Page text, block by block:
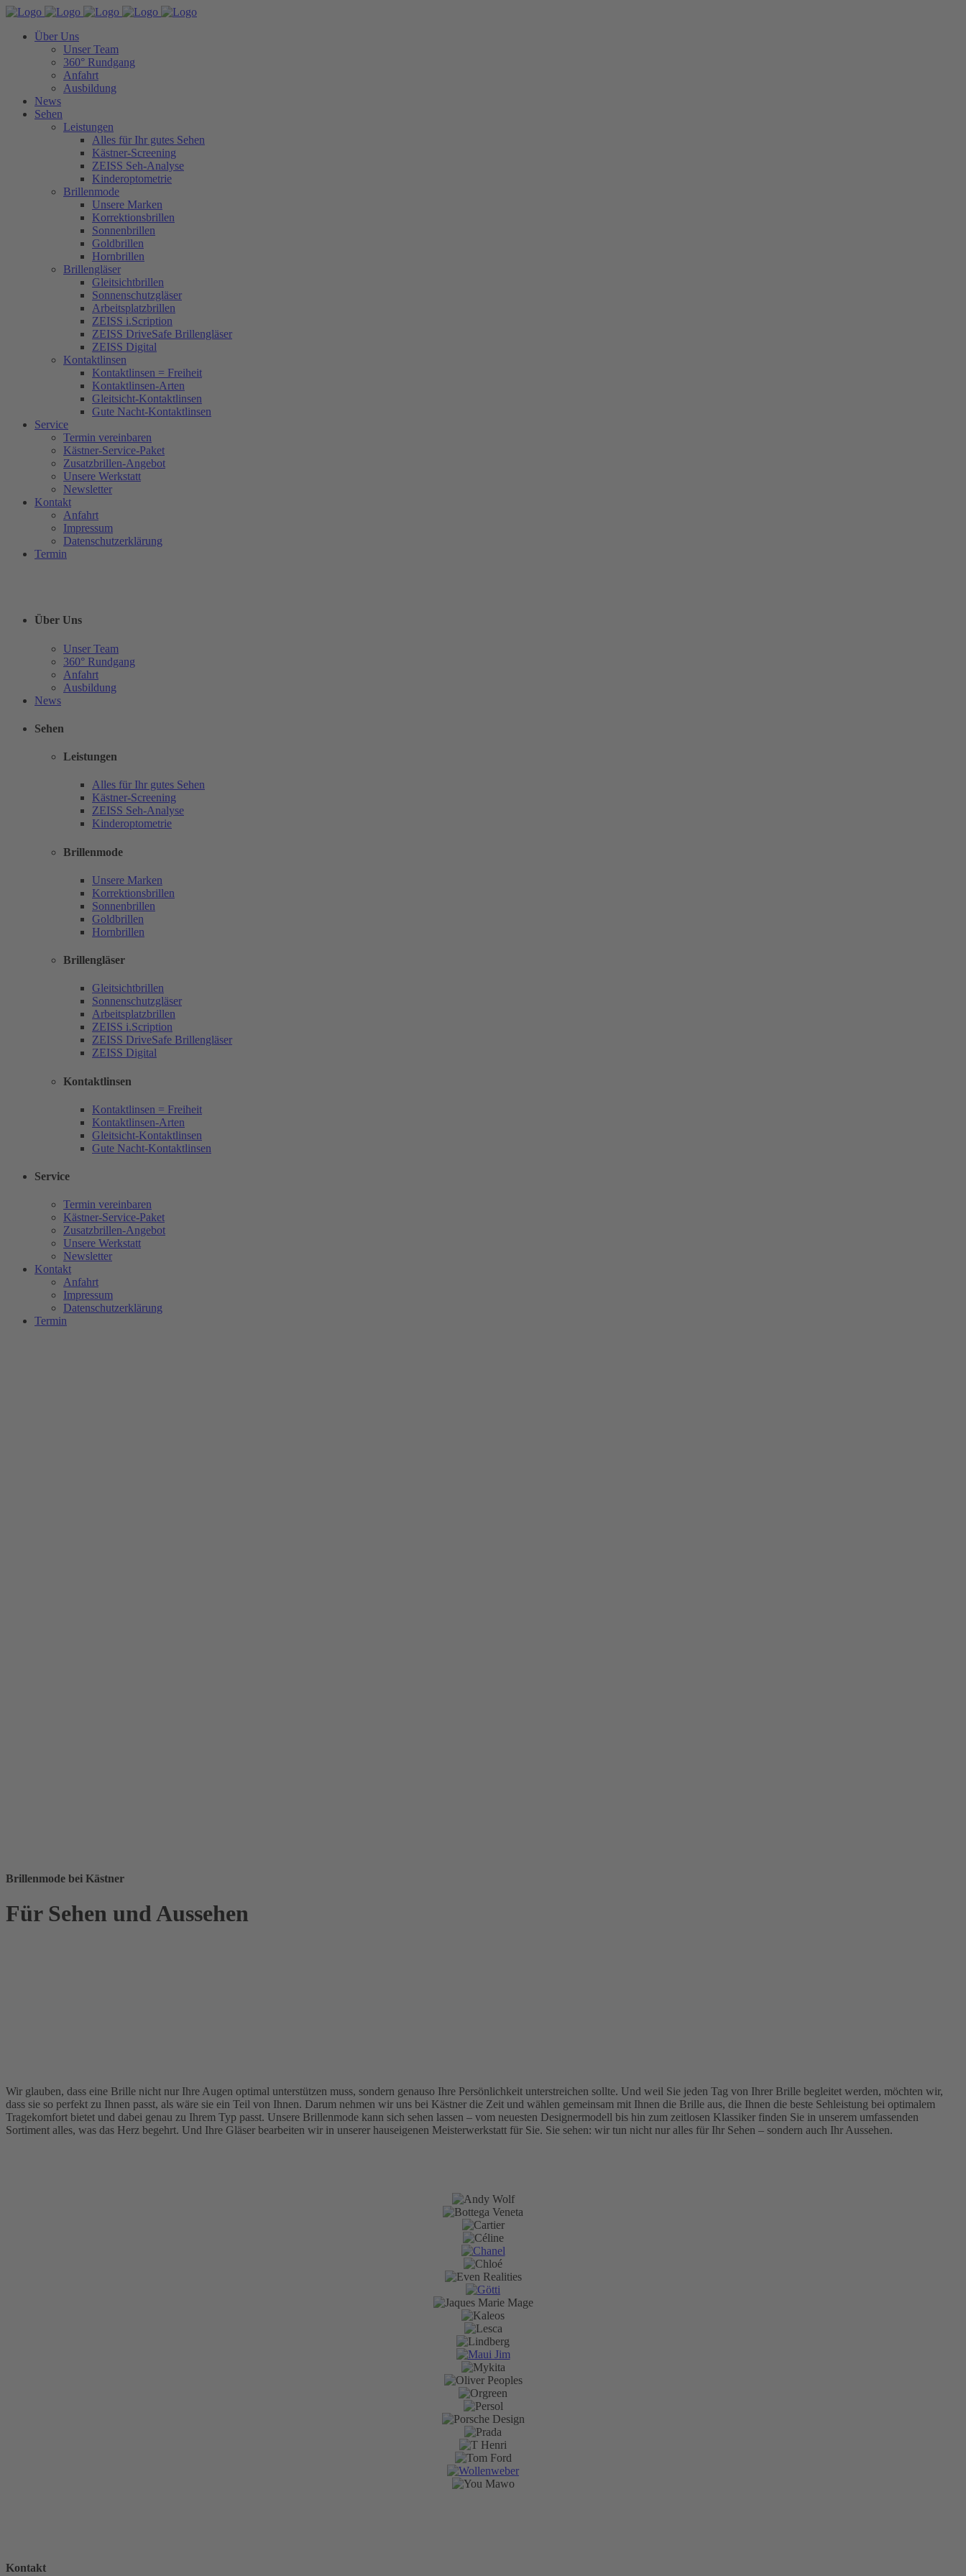
Über Uns
Unser Team
360° Rundgang
Anfahrt
Ausbildung
News
Sehen
Leistungen
Alles für Ihr gutes Sehen
Kästner-Screening
ZEISS Seh-Analyse
Kinderoptometrie
Brillenmode
Unsere Marken
Korrektionsbrillen
Sonnenbrillen
Goldbrillen
Hornbrillen
Brillengläser
Gleitsichtbrillen
Sonnenschutzgläser
Arbeitsplatzbrillen
ZEISS i.Scription
ZEISS DriveSafe Brillengläser
ZEISS Digital
Kontaktlinsen
Kontaktlinsen = Freiheit
Kontaktlinsen-Arten
Gleitsicht-Kontaktlinsen
Gute Nacht-Kontaktlinsen
Service
Termin vereinbaren
Kästner-Service-Paket
Zusatzbrillen-Angebot
Unsere Werkstatt
Newsletter
Kontakt
Anfahrt
Impressum
Datenschutzerklärung
Termin
Über Uns
Unser Team
360° Rundgang
Anfahrt
Ausbildung
News
Sehen
Leistungen
Alles für Ihr gutes Sehen
Kästner-Screening
ZEISS Seh-Analyse
Kinderoptometrie
Brillenmode
Unsere Marken
Korrektionsbrillen
Sonnenbrillen
Goldbrillen
Hornbrillen
Brillengläser
Gleitsichtbrillen
Sonnenschutzgläser
Arbeitsplatzbrillen
ZEISS i.Scription
ZEISS DriveSafe Brillengläser
ZEISS Digital
Kontaktlinsen
Kontaktlinsen = Freiheit
Kontaktlinsen-Arten
Gleitsicht-Kontaktlinsen
Gute Nacht-Kontaktlinsen
Service
Termin vereinbaren
Kästner-Service-Paket
Zusatzbrillen-Angebot
Unsere Werkstatt
Newsletter
Kontakt
Anfahrt
Impressum
Datenschutzerklärung
Termin
Brillenmode bei Kästner
Für Sehen und Aussehen
Wir glauben, dass eine Brille nicht nur Ihre Augen optimal unterstützen muss, sondern genauso Ihre Persönlichkeit unterstreichen sollte. Und weil Sie jeden Tag von Ihrer Brille begleitet werden, möchten wir,
dass sie so perfekt zu Ihnen passt, als wäre sie ein Teil von Ihnen. Darum nehmen wir uns bei Kästner die Zeit und wählen gemeinsam mit Ihnen die Brille aus, die Ihnen die beste Sehleistung bei optimalem
Tragekomfort bietet und dabei genau zu Ihrem Typ passt. Unsere Brillenmode kann sich sehen lassen – vom neuesten Designermodell bis hin zum zeitlosen Klassiker finden Sie in unserem umfassenden
Sortiment alles, was das Herz begehrt. Und Ihre Gläser bearbeiten wir in unserer hauseigenen Meisterwerkstatt für Sie. Sie sehen: wir tun nicht nur alles für Ihr Sehen – sondern auch Ihr Aussehen.
Kontakt